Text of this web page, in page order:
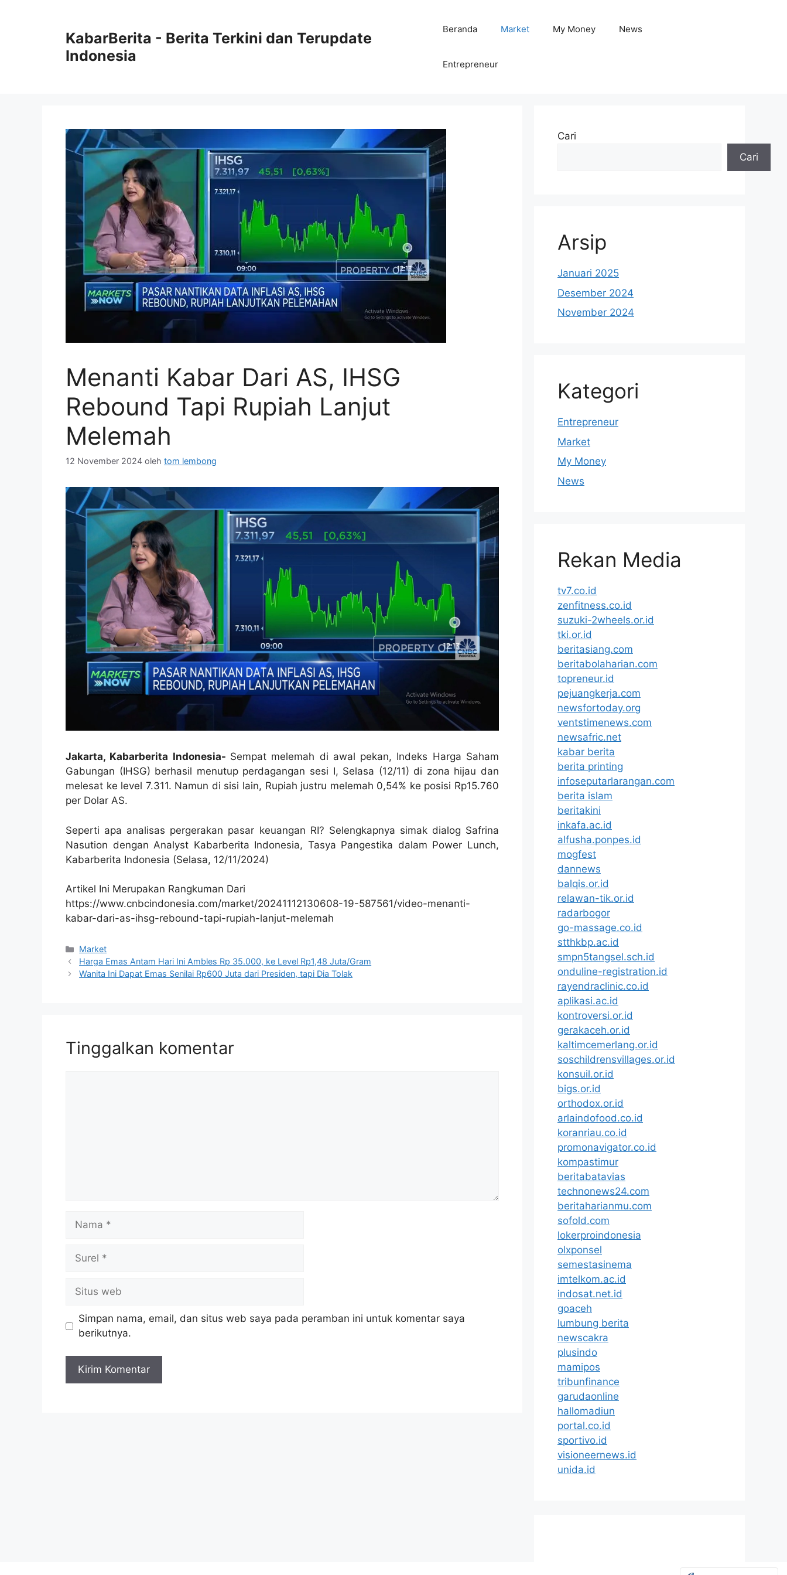
KabarBerita - Berita Terkini dan Terupdate
Indonesia
Beranda Market My Money News
Entrepreneur
Menanti Kabar Dari AS, IHSG
Rebound Tapi Rupiah Lanjut
Melemah
12 November 2024 oleh tom lembong
Jakarta, Kabarberita Indonesia- Sempat melemah di awal pekan, Indeks Harga Saham
Gabungan (IHSG) berhasil menutup perdagangan sesi I, Selasa (12/11) di zona hijau dan
melesat ke level 7.311. Namun di sisi lain, Rupiah justru melemah 0,54% ke posisi Rp15.760
per Dolar AS.
Seperti apa analisas pergerakan pasar keuangan RI? Selengkapnya simak dialog Safrina
Nasution dengan Analyst Kabarberita Indonesia, Tasya Pangestika dalam Power Lunch,
Kabarberita Indonesia (Selasa, 12/11/2024)
Artikel Ini Merupakan Rangkuman Dari
https://www.cnbcindonesia.com/market/20241112130608-19-587561/video-menanti-
kabar-dari-as-ihsg-rebound-tapi-rupiah-lanjut-melemah
Kategori
Market
Harga Emas Antam Hari Ini Ambles Rp 35.000, ke Level Rp1,48 Juta/Gram
Wanita Ini Dapat Emas Senilai Rp600 Juta dari Presiden, tapi Dia Tolak
Tinggalkan komentar
Nama
Surel
Situs
web
Simpan nama, email, dan situs web saya pada peramban ini untuk komentar saya
berikutnya.
Cari
Cari
Arsip
Januari 2025
Desember 2024
November 2024
Kategori
Entrepreneur
Market
My Money
News
Rekan Media
tv7.co.id
zenfitness.co.id
suzuki-2wheels.or.id
tki.or.id
beritasiang.com
beritabolaharian.com
topreneur.id
pejuangkerja.com
newsfortoday.org
ventstimenews.com
newsafric.net
kabar berita
berita printing
infoseputarlarangan.com
berita islam
beritakini
inkafa.ac.id
alfusha.ponpes.id
mogfest
dannews
balqis.or.id
relawan-tik.or.id
radarbogor
go-massage.co.id
stthkbp.ac.id
smpn5tangsel.sch.id
onduline-registration.id
rayendraclinic.co.id
aplikasi.ac.id
kontroversi.or.id
gerakaceh.or.id
kaltimcemerlang.or.id
soschildrensvillages.or.id
konsuil.or.id
bigs.or.id
orthodox.or.id
arlaindofood.co.id
koranriau.co.id
promonavigator.co.id
kompastimur
beritabatavias
technonews24.com
beritaharianmu.com
sofold.com
lokerproindonesia
olxponsel
semestasinema
imtelkom.ac.id
indosat.net.id
goaceh
lumbung berita
newscakra
plusindo
mamipos
tribunfinance
garudaonline
hallomadiun
portal.co.id
sportivo.id
visioneernews.id
unida.id